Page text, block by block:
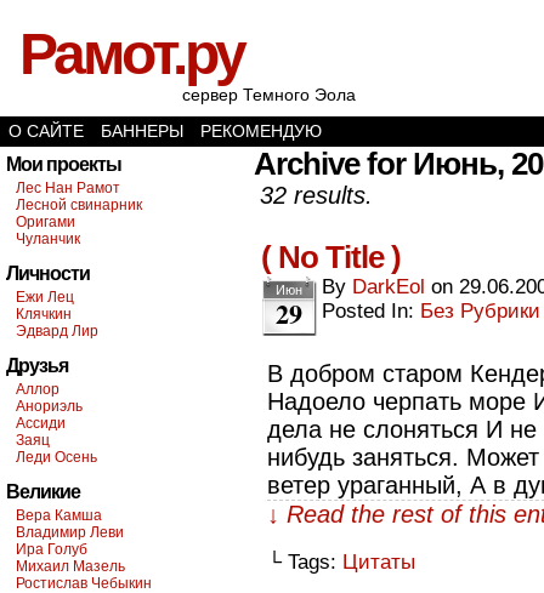
Рамот.ру
сервер Темного Эола
О САЙТЕ
БАННЕРЫ РЕКОМЕНДУЮ
Мои проекты
Лес Нан Рамот
Лесной свинарник
Оригами
Чуланчик
Личности
Ежи Лец
Клячкин
Эдвард Лир
Друзья
Аллор
Анориэль
Ассиди
Заяц
Леди Осень
Великие
Вера Камша
Владимир Леви
Ира Голуб
Михаил Мазель
Ростислав Чебыкин
Archive for Июнь,
32 results.
( No Title )
Июн
29
By DarkEol on
Posted In: Без Рубрики
В добром старом
Надоело черпать море
дела не слоняться И
нибудь заняться.
ветер ураганный, А в
↓ Read the rest of this
└ Tags: Цитаты